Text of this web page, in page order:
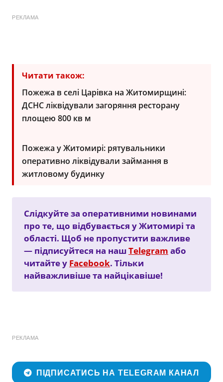
РЕКЛАМА
Читати також:
Пожежа в селі Царівка на Житомирщині:
ДСНС ліквідували загоряння ресторану
площею 800 кв м
Пожежа у Житомирі: рятувальники
оперативно ліквідували займання в
житловому будинку
Слідкуйте за оперативними новинами
про те, що відбувається у Житомирі та
області. Щоб не пропустити важливе
— підписуйтеся на нашTelegram або
читайте у Facebook. Тільки
найважливіше та найцікавіше!
РЕКЛАМА
ПІДПИСАТИСЬ НА TELEGRAM КАНАЛ